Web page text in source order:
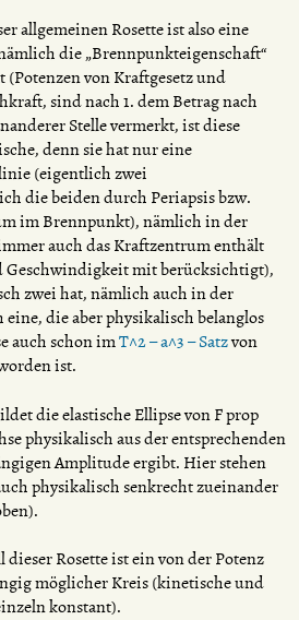
allgemeinen Rosette ist also eine
die „Brennpunkteigenschaft“
von Kraftgesetz und
sind nach 1. dem Betrag nach
Stelle vermerkt, ist diese
denn sie hat nur eine
(eigentlich zwei
die beiden durch Periapsis bzw.
im Brennpunkt), nämlich in der
auch das Kraftzentrum enthält
Geschwindigkeit mit berücksichtigt),
zwei hat, nämlich auch in der
eine, die aber physikalisch belanglos
auch schon imT^2 – a^3 – Satzvon
ist.
die elastische Ellipse von F prop
physikalisch aus der entsprechenden
Amplitude ergibt. Hier stehen
physikalisch senkrecht zueinander
dieser Rosette ist ein von der Potenz
möglicher Kreis (kinetische und
konstant).